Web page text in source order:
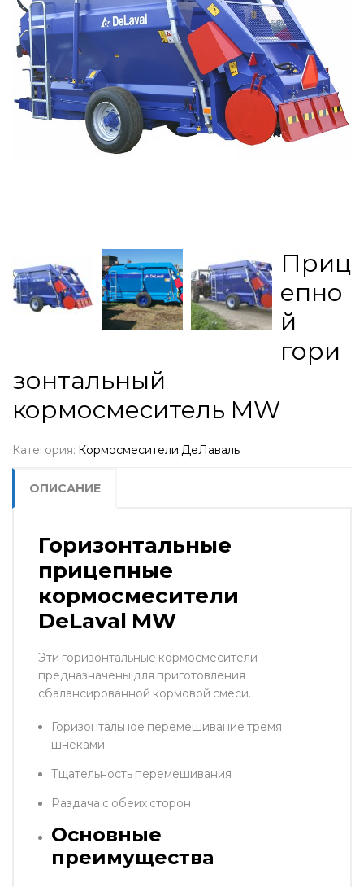
Приц
епно
й
гори
зонтальный
кормосмеситель MW
Категория: Кормосмесители ДеЛаваль
ОПИСАНИЕ
Горизонтальные
прицепные
кормосмесители
DeLaval MW
Эти горизонтальные кормосмесители
предназначены для приготовления
сбалансированной кормовой смеси.
Горизонтальное перемешивание тремя
шнеками
Тщательность перемешивания
Раздача с обеих сторон
Основные
преимущества